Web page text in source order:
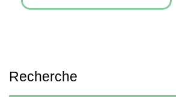
Recherche